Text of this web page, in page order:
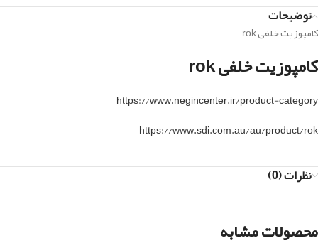
توضیحات
کامپوزیت خلفی rok
کامپوزیت خلفی rok
https://www.negincenter.ir/product-category
https://www.sdi.com.au/au/product/rok
نظرات (0)
محصولات مشابه